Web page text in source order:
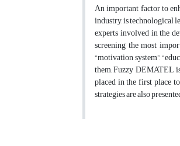
An important factor to
industry, is technological
experts involved in the
screening the most
“motivation system”,
them, Fuzzy DEMATEL
placed in the first place
strategies are also